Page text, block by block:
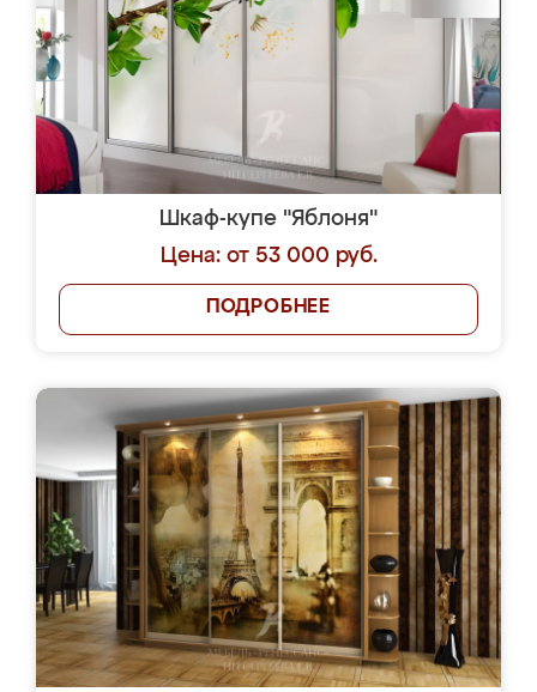
Шкаф-купе "Яблоня"
Цена: от 53 000 руб.
ПОДРОБНЕЕ